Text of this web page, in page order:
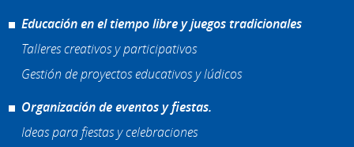
Educación en el tiempo libre y juegos tradicionales
Talleres creativos y participativos
Gestión de proyectos educativos y lúdicos
Organización de eventos y fiestas.
Ideas para fiestas y celebraciones